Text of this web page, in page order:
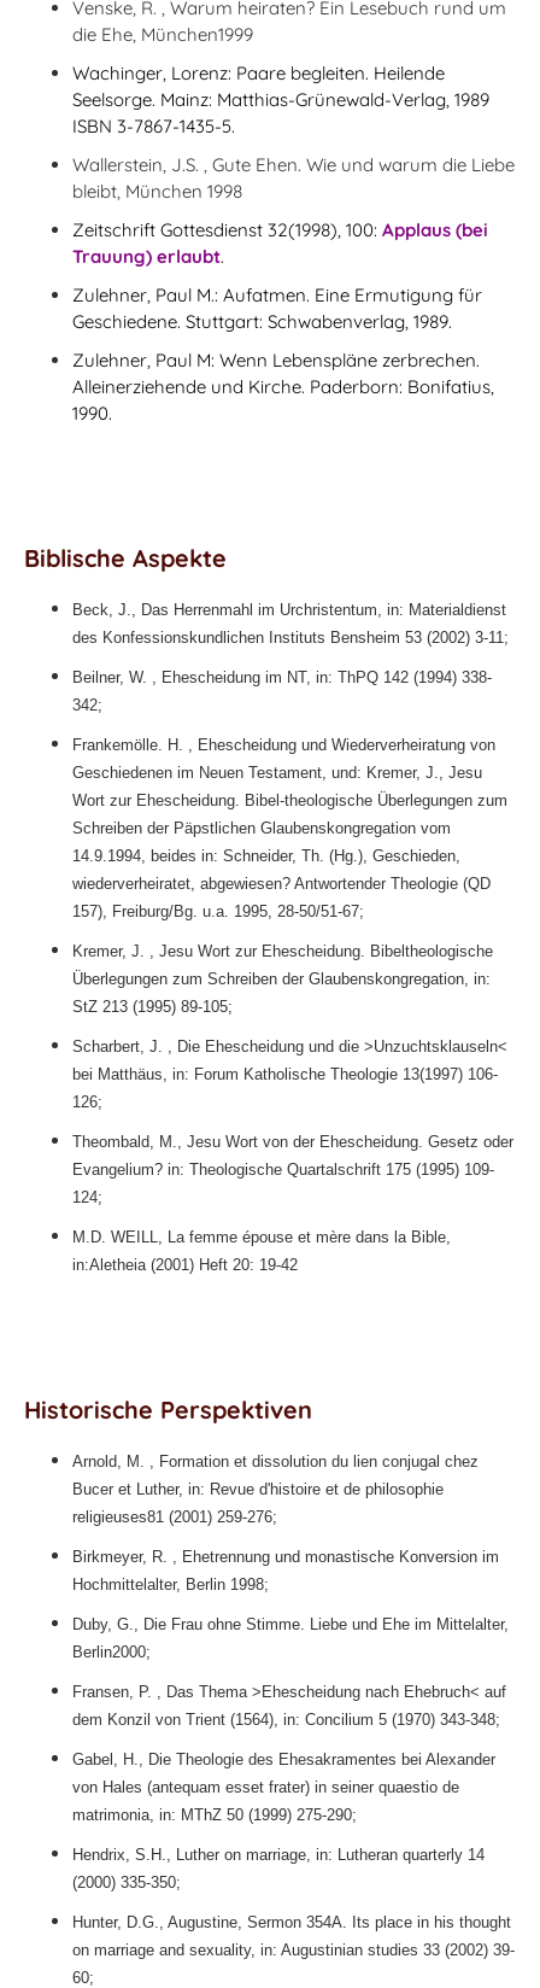
Venske, R. , Warum heiraten? Ein Lesebuch rund um
die Ehe, München1999
Wachinger, Lorenz: Paare begleiten. Heilende
Seelsorge. Mainz: Matthias-Grünewald-Verlag, 1989
ISBN 3-7867-1435-5.
Wallerstein, J.S. , Gute Ehen. Wie und warum die Liebe
bleibt, München 1998
Zeitschrift Gottesdienst 32(1998), 100: Applaus (bei
Trauung) erlaubt.
Zulehner, Paul M.: Aufatmen. Eine Ermutigung für
Geschiedene. Stuttgart: Schwabenverlag, 1989.
Zulehner, Paul M: Wenn Lebenspläne zerbrechen.
Alleinerziehende und Kirche. Paderborn: Bonifatius,
1990.
Biblische Aspekte
Beck, J., Das Herrenmahl im Urchristentum, in: Materialdienst
des Konfessionskundlichen Instituts Bensheim 53 (2002) 3-11;
Beilner, W. , Ehescheidung im NT, in: ThPQ 142 (1994) 338-
342;
Frankemölle. H. , Ehescheidung und Wiederverheiratung von
Geschiedenen im Neuen Testament, und: Kremer, J., Jesu
Wort zur Ehescheidung. Bibel-theologische Überlegungen zum
Schreiben der Päpstlichen Glaubenskongregation vom
14.9.1994, beides in: Schneider, Th. (Hg.), Geschieden,
wiederverheiratet, abgewiesen? Antwortender Theologie (QD
157), Freiburg/Bg. u.a. 1995, 28-50/51-67;
Kremer, J. , Jesu Wort zur Ehescheidung. Bibeltheologische
Überlegungen zum Schreiben der Glaubenskongregation, in:
StZ 213 (1995) 89-105;
Scharbert, J. , Die Ehescheidung und die >Unzuchtsklauseln<
bei Matthäus, in: Forum Katholische Theologie 13(1997) 106-
126;
Theombald, M., Jesu Wort von der Ehescheidung. Gesetz oder
Evangelium? in: Theologische Quartalschrift 175 (1995) 109-
124;
M.D. WEILL, La femme épouse et mère dans la Bible,
in:Aletheia (2001) Heft 20: 19-42
Historische Perspektiven
Arnold, M. , Formation et dissolution du lien conjugal chez
Bucer et Luther, in: Revue d'histoire et de philosophie
religieuses81 (2001) 259-276;
Birkmeyer, R. , Ehetrennung und monastische Konversion im
Hochmittelalter, Berlin 1998;
Duby, G., Die Frau ohne Stimme. Liebe und Ehe im Mittelalter,
Berlin2000;
Fransen, P. , Das Thema >Ehescheidung nach Ehebruch< auf
dem Konzil von Trient (1564), in: Concilium 5 (1970) 343-348;
Gabel, H., Die Theologie des Ehesakramentes bei Alexander
von Hales (antequam esset frater) in seiner quaestio de
matrimonia, in: MThZ 50 (1999) 275-290;
Hendrix, S.H., Luther on marriage, in: Lutheran quarterly 14
(2000) 335-350;
Hunter, D.G., Augustine, Sermon 354A. Its place in his thought
on marriage and sexuality, in: Augustinian studies 33 (2002) 39-
60;